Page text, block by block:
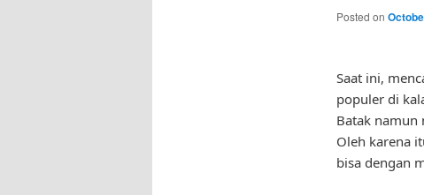
Posted on
Saat ini,
populer di
Batak namun
Oleh karena
bisa dengan